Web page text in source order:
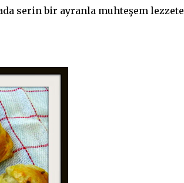
serin bir ayranla muhteşem lezzete